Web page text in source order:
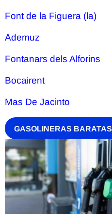
Font de la Figuera (la)
Ademuz
Fontanars dels Alforins
Bocairent
Mas De Jacinto
GASOLINERAS BARATAS